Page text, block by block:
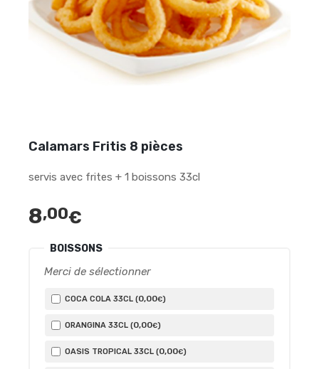
Calamars Fritis 8 pièces
servis avec frites + 1 boissons 33cl
8,00€
BOISSONS
Merci de sélectionner
COCA COLA 33CL (0,00€)
ORANGINA 33CL (0,00€)
OASIS TROPICAL 33CL (0,00€)